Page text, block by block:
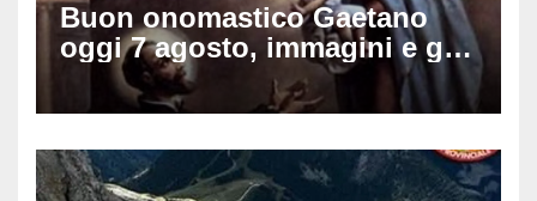
Buon onomastico Gaetano
oggi 7 agosto, immagini e gif
di auguri da condividere sui
social